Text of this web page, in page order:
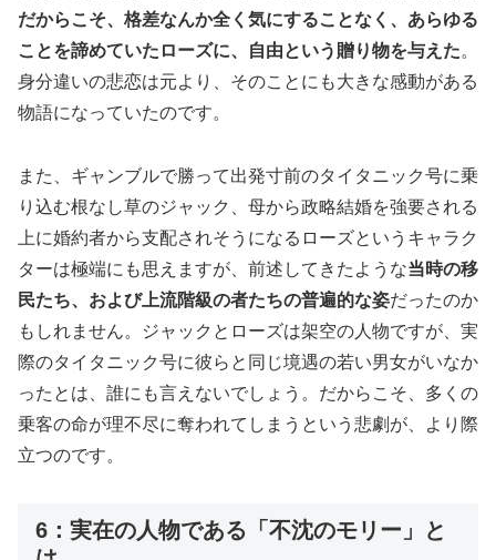
だからこそ、格差なんか全く気にすることなく、あらゆる
ことを諦めていたローズに、自由という贈り物を与えた。
身分違いの悲恋は元より、そのことにも大きな感動がある
物語になっていたのです。
また、ギャンブルで勝って出発寸前のタイタニック号に乗
り込む根なし草のジャック、母から政略結婚を強要される
上に婚約者から支配されそうになるローズというキャラク
ターは極端にも思えますが、前述してきたような当時の移
民たち、および上流階級の者たちの普遍的な姿だったのか
もしれません。ジャックとローズは架空の人物ですが、実
際のタイタニック号に彼らと同じ境遇の若い男女がいなか
ったとは、誰にも言えないでしょう。だからこそ、多くの
乗客の命が理不尽に奪われてしまうという悲劇が、より際
立つのです。
6：実在の人物である「不沈のモリー」と